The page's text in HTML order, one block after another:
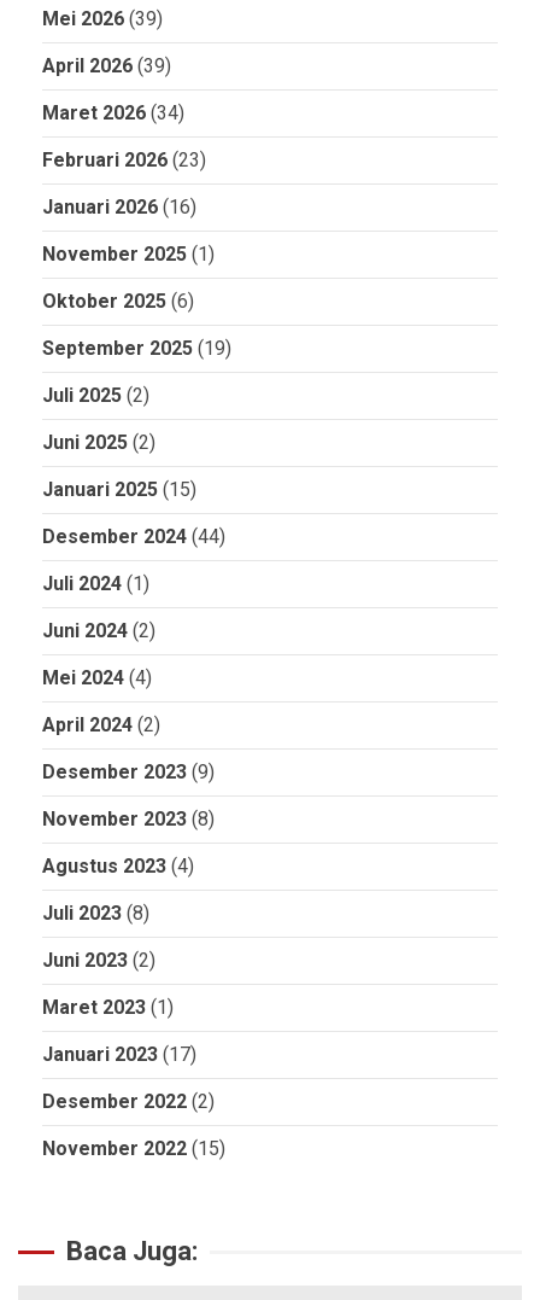
Mei 2026 (39)
April 2026 (39)
Maret 2026 (34)
Februari 2026 (23)
Januari 2026 (16)
November 2025 (1)
Oktober 2025 (6)
September 2025 (19)
Juli 2025 (2)
Juni 2025 (2)
Januari 2025 (15)
Desember 2024 (44)
Juli 2024 (1)
Juni 2024 (2)
Mei 2024 (4)
April 2024 (2)
Desember 2023 (9)
November 2023 (8)
Agustus 2023 (4)
Juli 2023 (8)
Juni 2023 (2)
Maret 2023 (1)
Januari 2023 (17)
Desember 2022 (2)
November 2022 (15)
Baca Juga: